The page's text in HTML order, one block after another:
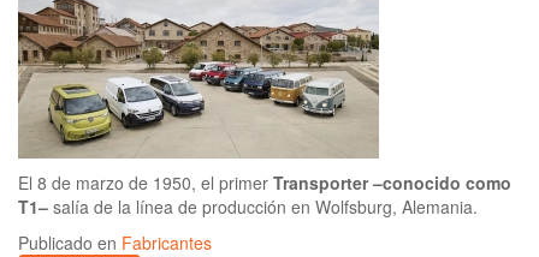
El 8 de marzo de 1950, el primer Transporter –conocido como
T1– salía de la línea de producción en Wolfsburg, Alemania.
Publicado en Fabricantes